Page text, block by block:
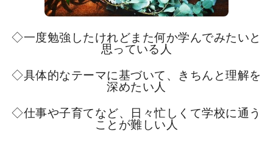
◇一度勉強したけれどまた何か学んでみたいと
思っている人
◇具体的なテーマに基づいて、きちんと理解を
深めたい人
◇仕事や子育てなど、日々忙しくて学校に通う
ことが難しい人